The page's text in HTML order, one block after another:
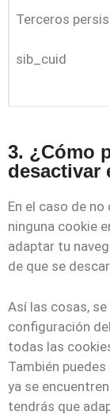
Terceros
sib_cuid
3. ¿Cómo
desactivar
En el caso de
ninguna cookie
adaptar tu
de que se
Así las cosas,
configuración
todas las
También
ya se
tendrás que